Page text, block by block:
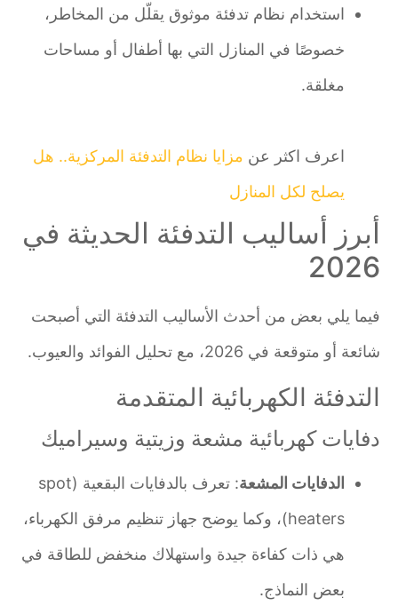
استخدام نظام تدفئة موثوق يقلّل من المخاطر،
خصوصًا في المنازل التي بها أطفال أو مساحات
مغلقة.
اعرف اكثر عنمزايا نظام التدفئة المركزية.. هل
يصلح لكل المنازل
أبرز أساليب التدفئة الحديثة في
2026
فيما يلي بعض من أحدث الأساليب التدفئة التي أصبحت
شائعة أو متوقعة في 2026، مع تحليل الفوائد والعيوب.
التدفئة الكهربائية المتقدمة
دفايات كهربائية مشعة وزيتية وسيراميك
الدفايات المشعة
: تعرف بالدفايات البقعية (spot
heaters)، وكما يوضح جهاز تنظيم مرفق الكهرباء،
هي ذات كفاءة جيدة واستهلاك منخفض للطاقة في
بعض النماذج.